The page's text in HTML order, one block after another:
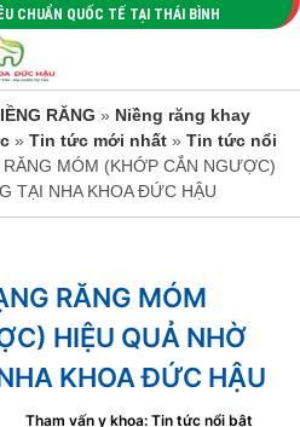
CHUẨN QUỐC TẾ TẠI THÁI BÌNH
RĂNG » Niềng răng khay
» Tin tức mới nhất » Tin tức nổi
MÓM (KHỚP CẮN NGƯỢC)
TẠI NHA KHOA ĐỨC HẬU
RĂNG MÓM
HIỆU QUẢ NHỜ
KHOA ĐỨC HẬU
Tham vấn y khoa: Tin tức nổi bật